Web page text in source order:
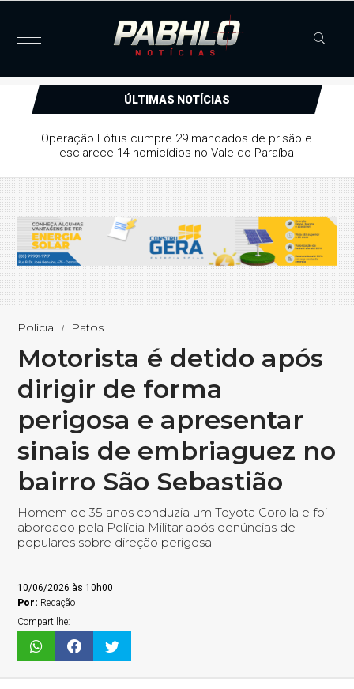
ÚLTIMAS NOTÍCIAS
Operação Lótus cumpre 29 mandados de prisão e
esclarece 14 homicídios no Vale do Paraíba
Polícia Patos
Motorista é detido após
dirigir de forma
perigosa e apresentar
sinais de embriaguez no
bairro São Sebastião
Homem de 35 anos conduzia um Toyota Corolla e foi
abordado pela Polícia Militar após denúncias de
populares sobre direção perigosa
10/06/2026 às 10h00
Por: Redação
Compartilhe: